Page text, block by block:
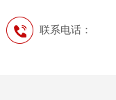
联系电话：